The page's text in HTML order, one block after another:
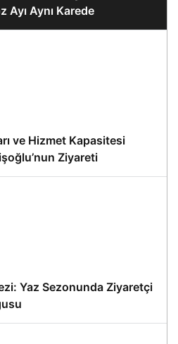
Ayı Aynı Karede
ve Hizmet Kapasitesi
Ziyareti
Yaz Sezonunda Ziyaretçi